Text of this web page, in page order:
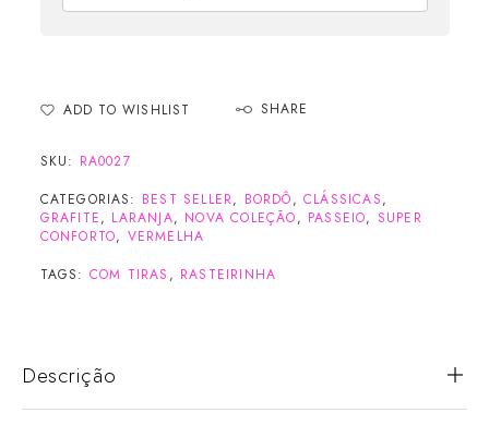
ADD TO WISHLIST SHARE
SKU: RA0027
CATEGORIAS: BEST SELLER, BORDÔ, CLÁSSICAS,
GRAFITE, LARANJA, NOVA COLEÇÃO, PASSEIO, SUPER
CONFORTO, VERMELHA
TAGS: COM TIRAS , RASTEIRINHA
Descrição